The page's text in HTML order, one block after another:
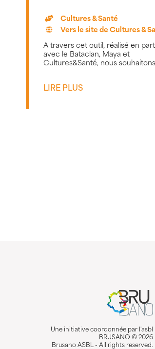
Cultures & Santé
Vers le site de Cultures &
À travers cet outil, réalisé en
avec le Bataclan, Maya et
Cultures&Santé, nous souhaitons
LIRE PLUS
Une initiative coordonnée par l'asbl
BRUSANO © 2026
Brusano ASBL - All rights reserved.